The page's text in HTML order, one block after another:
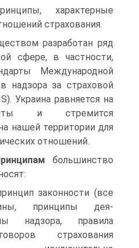
харак­терные
страхования.
разработан ряд
сфере, в частности,
Международной
надзора за страховой
Украина рав­няется на
и стремится
нашей территории для
отношений.
большинство
(все
принципы дея­
надзора, правила
страхова­ния